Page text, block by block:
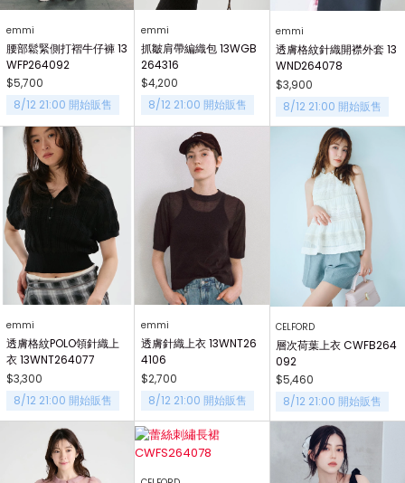
emmi
腰部鬆緊側打褶牛仔褲 13
WFP264092
$5,700
8/12 21:00 開始販售
emmi
抓皺肩帶編織包 13WGB
264316
$4,200
8/12 21:00 開始販售
emmi
透膚格紋針織開襟外套 13
WND264078
$3,900
8/12 21:00 開始販售
emmi
透膚格紋POLO領針織上
衣 13WNT264077
$3,300
8/12 21:00 開始販售
emmi
透膚針織上衣 13WNT26
4106
$2,700
8/12 21:00 開始販售
CELFORD
層次荷葉上衣 CWFB264
092
$5,460
8/12 21:00 開始販售